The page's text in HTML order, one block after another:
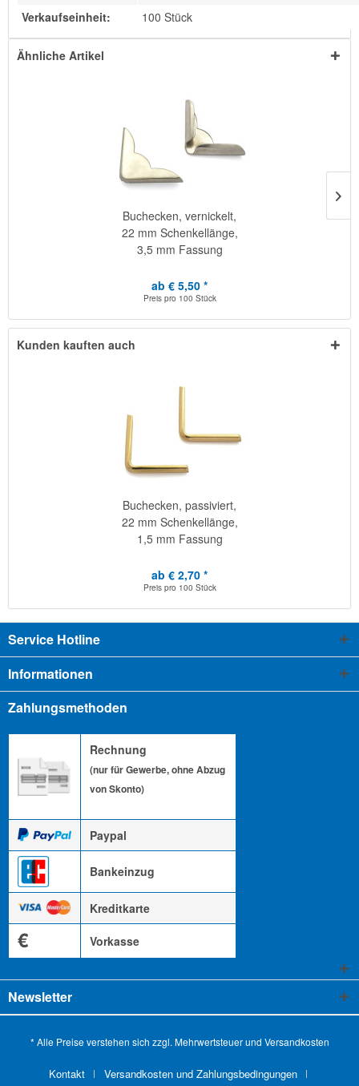
Verkaufseinheit: 100 Stück
Ähnliche Artikel
Buchecken, vernickelt,
22 mm Schenkellänge,
3,5 mm Fassung
ab € 5,50 *
Preis pro 100 Stück
Kunden kauften auch
Buchecken, passiviert,
22 mm Schenkellänge,
1,5 mm Fassung
ab € 2,70 *
Preis pro 100 Stück
Service Hotline
Informationen
Zahlungsmethoden
Rechnung
(nur für Gewerbe, ohne Abzug
von Skonto)
Paypal
Bankeinzug
Kreditkarte
€ Vorkasse
Newsletter
* Alle Preise verstehen sich zzgl. Mehrwertsteuer und Versandkosten
Kontakt Versandkosten und Zahlungsbedingungen